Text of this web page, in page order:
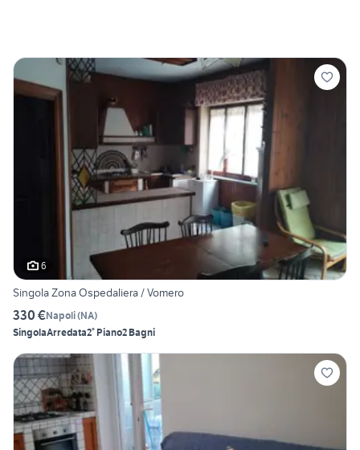
6
Singola Zona Ospedaliera / Vomero
330 €Napoli(NA)
SingolaArredata2° Piano2 Bagni